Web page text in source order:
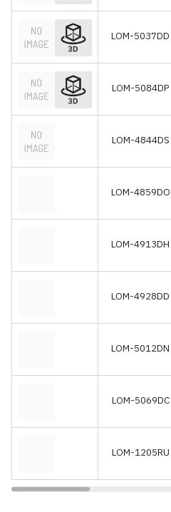
LOM-5037DD
LOM-5084DP
LOM-4844DS
LOM-4859DO
LOM-4913DH
LOM-4928DD
LOM-5012DN
LOM-5069DC
LOM-1205RU